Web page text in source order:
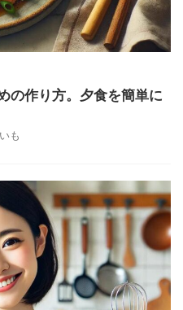
の作り方。夕食を簡単に
も